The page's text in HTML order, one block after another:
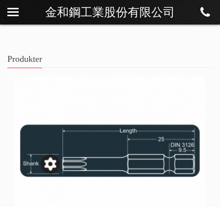
金和鋼工業股份有限公司
Om os
Produkter